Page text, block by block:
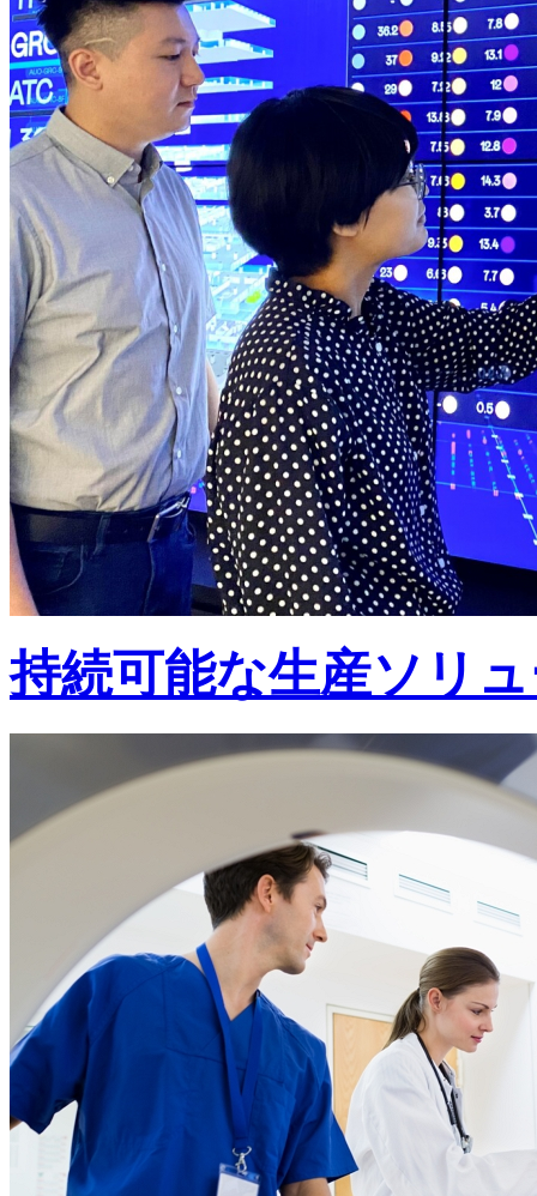
持続可能な生産ソリ